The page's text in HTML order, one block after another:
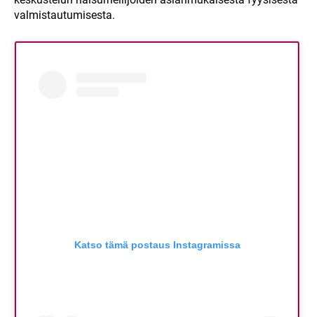
valmistautumisesta.
Katso tämä postaus Instagramissa